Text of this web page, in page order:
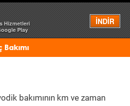
Hizmetleri
Play
İNDİR
Menü
bakımının km ve zaman